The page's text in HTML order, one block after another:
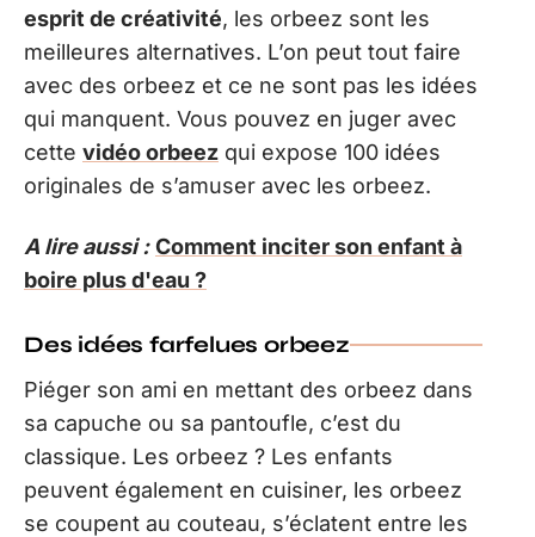
esprit de créativité, les orbeez sont les
meilleures alternatives. L’on peut tout faire
avec des orbeez et ce ne sont pas les idées
qui manquent. Vous pouvez en juger avec
cette vidéo orbeez qui expose 100 idées
originales de s’amuser avec les orbeez.
A lire aussi : Comment inciter son enfant à
boire plus d'eau ?
Des idées farfelues orbeez
Piéger son ami en mettant des orbeez dans
sa capuche ou sa pantoufle, c’est du
classique. Les orbeez ? Les enfants
peuvent également en cuisiner, les orbeez
se coupent au couteau, s’éclatent entre les